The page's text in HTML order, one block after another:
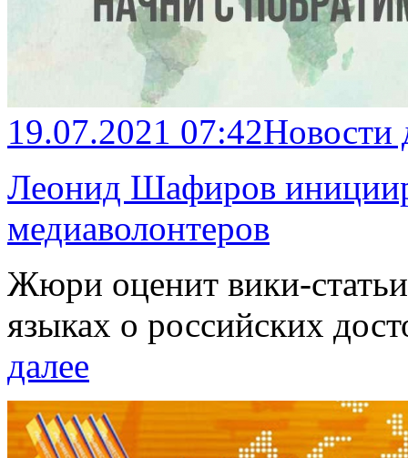
19.07.2021 07:42
Леонид Шафиров
медиаволонтеров
Жюри оценит вики-
языках о российских
далее